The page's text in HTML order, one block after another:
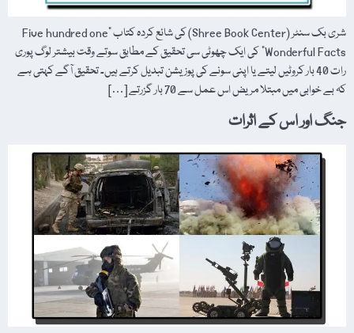
شری بک سنٹر (Shree Book Center) کی شائع کردہ کتاب "Five hundred one
Wonderful Facts” کی ایک چھوٹی سی تحقیق کے مطابق سوتے وقت بیشتر لوگ پوری
رات 40 بار کروٹیں لیتے یا اپنی سونے کی پوزیشن تبدیل کرتے ہیں۔ تحقیق آگے کہتی ہے
کہ بے خوابی میں مبتلا مریض اس عمل سے 70 بار گزرتے […]
جنگ اور اس کے اثرات